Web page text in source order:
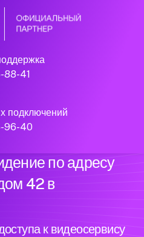
88-41
подключений
96-40
интернет и
по адресу
42 в
к видеосервису